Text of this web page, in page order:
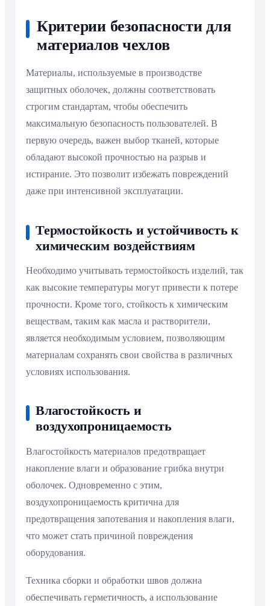
Критерии безопасности для
материалов чехлов
Материалы, используемые в производстве
защитных оболочек, должны соответствовать
строгим стандартам, чтобы обеспечить
максимальную безопасность пользователей. В
первую очередь, важен выбор тканей, которые
обладают высокой прочностью на разрыв и
истирание. Это позволит избежать повреждений
даже при интенсивной эксплуатации.
Термостойкость и устойчивость к
химическим воздействиям
Необходимо учитывать термостойкость изделий, так
как высокие температуры могут привести к потере
прочности. Кроме того, стойкость к химическим
веществам, таким как масла и растворители,
является необходимым условием, позволяющим
материалам сохранять свои свойства в различных
условиях использования.
Влагостойкость и
воздухопроницаемость
Влагостойкость материалов предотвращает
накопление влаги и образование грибка внутри
оболочек. Одновременно с этим,
воздухопроницаемость критична для
предотвращения запотевания и накопления влаги,
что может стать причиной повреждения
оборудования.
Техника сборки и обработки швов должна
обеспечивать герметичность, а использование